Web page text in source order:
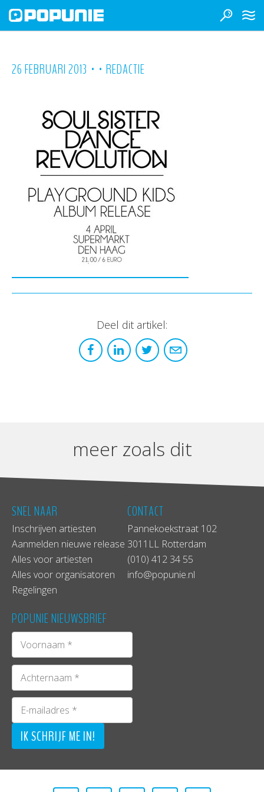
26 FEBRUARI 2013 • • REDACTIE
Deel dit artikel:
meer zoals dit
SNEL NAAR
Inschrijven artiesten
Aanmelden nieuwe release
Alles voor artiesten
Alles voor organisatoren
Regelingen
CONTACT
Pannekoekstraat 102
3011LL Rotterdam
(010) 412 34 55
info@popunie.nl
POPUNIE NIEUWSBRIEF